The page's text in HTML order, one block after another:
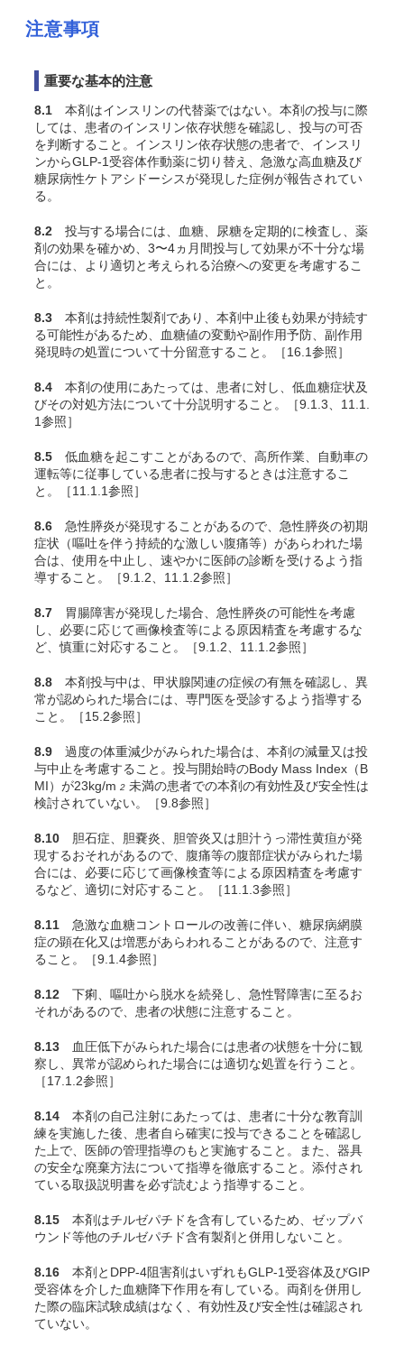
注意事項
重要な基本的注意
8.1 本剤はインスリンの代替薬ではない。本剤の投与に際
しては、患者のインスリン依存状態を確認し、投与の可否
を判断すること。インスリン依存状態の患者で、インスリ
ンからGLP-1受容体作動薬に切り替え、急激な高血糖及び
糖尿病性ケトアシドーシスが発現した症例が報告されてい
る。
8.2 投与する場合には、血糖、尿糖を定期的に検査し、薬
剤の効果を確かめ、3〜4ヵ月間投与して効果が不十分な場
合には、より適切と考えられる治療への変更を考慮するこ
と。
8.3 本剤は持続性製剤であり、本剤中止後も効果が持続す
る可能性があるため、血糖値の変動や副作用予防、副作用
発現時の処置について十分留意すること。［16.1参照］
8.4 本剤の使用にあたっては、患者に対し、低血糖症状及
びその対処方法について十分説明すること。［9.1.3、11.1.
1参照］
8.5 低血糖を起こすことがあるので、高所作業、自動車の
運転等に従事している患者に投与するときは注意するこ
と。［11.1.1参照］
8.6 急性膵炎が発現することがあるので、急性膵炎の初期
症状（嘔吐を伴う持続的な激しい腹痛等）があらわれた場
合は、使用を中止し、速やかに医師の診断を受けるよう指
導すること。［9.1.2、11.1.2参照］
8.7 胃腸障害が発現した場合、急性膵炎の可能性を考慮
し、必要に応じて画像検査等による原因精査を考慮するな
ど、慎重に対応すること。［9.1.2、11.1.2参照］
8.8 本剤投与中は、甲状腺関連の症候の有無を確認し、異
常が認められた場合には、専門医を受診するよう指導する
こと。［15.2参照］
8.9 過度の体重減少がみられた場合は、本剤の減量又は投
与中止を考慮すること。投与開始時のBody Mass Index（B
MI）が23kg/m 2 未満の患者での本剤の有効性及び安全性は
検討されていない。［9.8参照］
8.10 胆石症、胆嚢炎、胆管炎又は胆汁うっ滞性黄疸が発
現するおそれがあるので、腹痛等の腹部症状がみられた場
合には、必要に応じて画像検査等による原因精査を考慮す
るなど、適切に対応すること。［11.1.3参照］
8.11 急激な血糖コントロールの改善に伴い、糖尿病網膜
症の顕在化又は増悪があらわれることがあるので、注意す
ること。［9.1.4参照］
8.12 下痢、嘔吐から脱水を続発し、急性腎障害に至るお
それがあるので、患者の状態に注意すること。
8.13 血圧低下がみられた場合には患者の状態を十分に観
察し、異常が認められた場合には適切な処置を行うこと。
［17.1.2参照］
8.14 本剤の自己注射にあたっては、患者に十分な教育訓
練を実施した後、患者自ら確実に投与できることを確認し
た上で、医師の管理指導のもと実施すること。また、器具
の安全な廃棄方法について指導を徹底すること。添付され
ている取扱説明書を必ず読むよう指導すること。
8.15 本剤はチルゼパチドを含有しているため、ゼップバ
ウンド等他のチルゼパチド含有製剤と併用しないこと。
8.16 本剤とDPP-4阻害剤はいずれもGLP-1受容体及びGIP
受容体を介した血糖降下作用を有している。両剤を併用し
た際の臨床試験成績はなく、有効性及び安全性は確認され
ていない。